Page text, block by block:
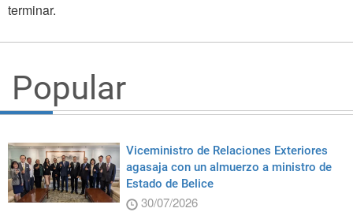
terminar.
Popular
Viceministro de Relaciones Exteriores
agasaja con un almuerzo a ministro de
Estado de Belice
30/07/2026